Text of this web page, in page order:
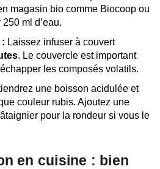
magasin bio comme Biocoop ou
ml d’eau.
Laissez infuser à couvert
. Le couvercle est important
les composés volatils.
une boisson acidulée et
couleur rubis. Ajoutez une
pour la rondeur si vous le
en cuisine : bien